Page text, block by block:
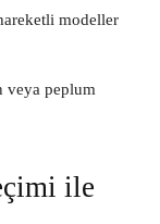
modeller
veya peplum
ile